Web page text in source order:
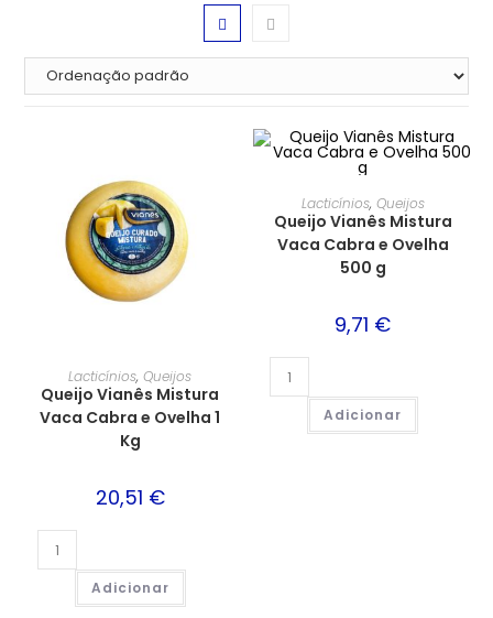
Lacticínios,Queijos
Queijo Vianês Mistura
Vaca Cabra e Ovelha 1
Kg
20,51 €
Adicionar
Lacticínios, Queijos
Queijo Vianês Mistura
Vaca Cabra e Ovelha
500 g
9,71 €
Adicionar